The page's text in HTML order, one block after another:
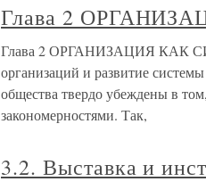
Глава 2
Глава 2 ОРГАНИЗАЦИЯ КАК
организаций и развитие
общества твердо убеждены в
закономерностями. Так,
3.2. Выставка и